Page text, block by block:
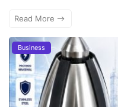
Read More
Business